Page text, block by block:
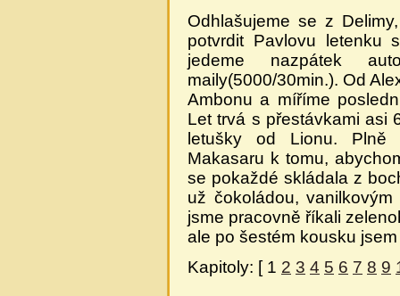
Odhlašujeme se z
potvrdit Pavlovu letenku
jedeme nazpátek
maily(5000/30min.). Od
Ambonu a míříme
Let trvá s přestávkami asi
letušky od Lionu. Plně
Makasaru k tomu,
se pokaždé skládala z
už čokoládou,
jsme pracovně říkali
ale po šestém kousku
Kapitoly: [ 1 2 3 4 5 6 7 8 9